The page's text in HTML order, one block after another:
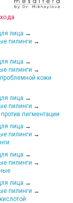
лица →
пилинги →
лица →
пилинги →
кожи
лица →
пилинги →
пигментации
лица →
пилинги →
лица →
пилинги →
лица →
пилинги →